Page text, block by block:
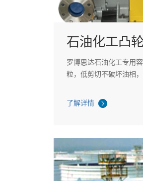
石油化工凸
罗博思达石油化工专用
粒，低剪切不破坏油相
了解详情